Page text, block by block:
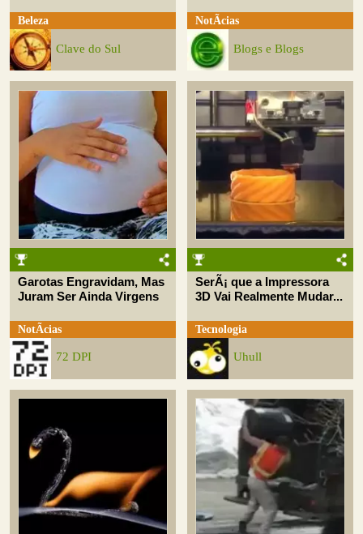
Beleza
Clave do Sul
NotÃ­cias
Blogs e Blogs
Garotas Engravidam, Mas
Juram Ser Ainda Virgens
NotÃ­cias
72 DPI
SerÃ¡ que a Impressora
3D Vai Realmente Mudar...
Tecnologia
Uhull